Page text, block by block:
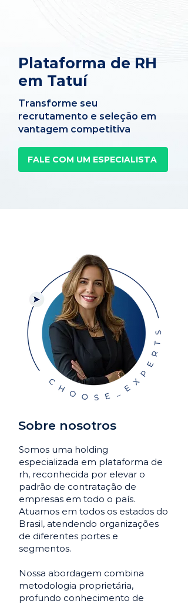
Plataforma de RH
em Tatuí
Transforme seu
recrutamento e seleção em
vantagem competitiva
FALE COM UM ESPECIALISTA
Sobre nosotros
Somos uma holding
especializada em plataforma de
rh, reconhecida por elevar o
padrão de contratação de
empresas em todo o país.
Atuamos em todos os estados do
Brasil, atendendo organizações
de diferentes portes e
segmentos.
Nossa abordagem combina
metodologia proprietária,
profundo conhecimento de